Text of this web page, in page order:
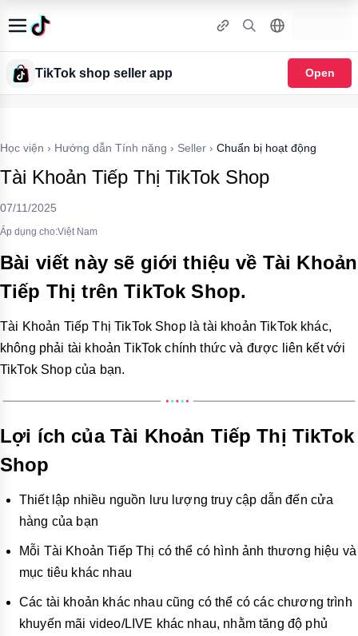
TikTok shop seller app Open
Học viện › Hướng dẫn Tính năng › Seller › Chuẩn bị hoạt động
Tài Khoản Tiếp Thị TikTok Shop
07/11/2025
Áp dụng cho:Việt Nam
Bài viết này sẽ giới thiệu về Tài Khoản
Tiếp Thị trên TikTok Shop.
Tài Khoản Tiếp Thị TikTok Shop là tài khoản TikTok khác,
không phải tài khoản TikTok chính thức và được liên kết với
TikTok Shop của bạn.
Lợi ích của Tài Khoản Tiếp Thị TikTok
Shop
Thiết lập nhiều nguồn lưu lượng truy cập dẫn đến cửa
hàng của bạn
Mỗi Tài Khoản Tiếp Thị có thể có hình ảnh thương hiệu và
mục tiêu khác nhau
Các tài khoản khác nhau cũng có thể có các chương trình
khuyến mãi video/LIVE khác nhau, nhằm tăng độ phủ